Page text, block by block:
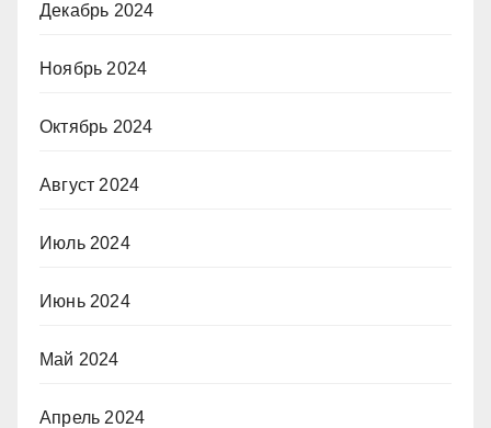
Декабрь 2024
Ноябрь 2024
Октябрь 2024
Август 2024
Июль 2024
Июнь 2024
Май 2024
Апрель 2024